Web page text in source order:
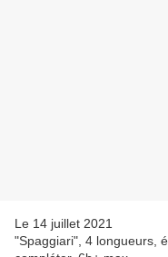
Le 14 juillet 2021
"Spaggiari", 4 longueurs,